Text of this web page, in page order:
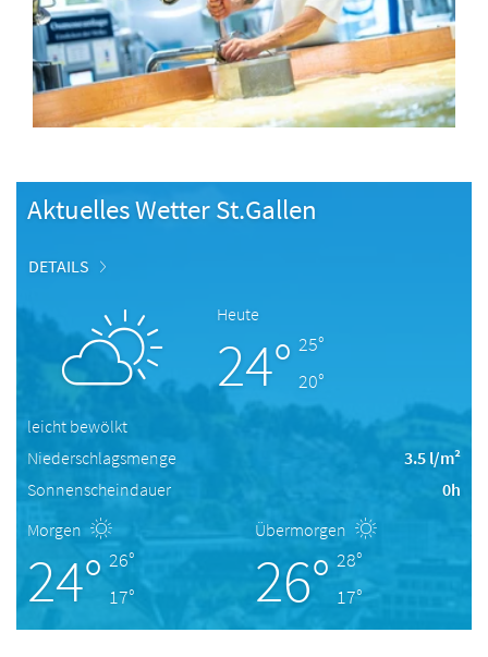
Aktuelles Wetter St.Gallen
DETAILS
Heute
24° 25°
20°
leicht bewölkt
Niederschlagsmenge
3.5 l/m²
Sonnenscheindauer
0h
Morgen
24° 26°
17°
Übermorgen
26° 28°
17°